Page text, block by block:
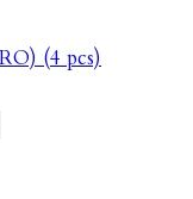
(4 pcs)